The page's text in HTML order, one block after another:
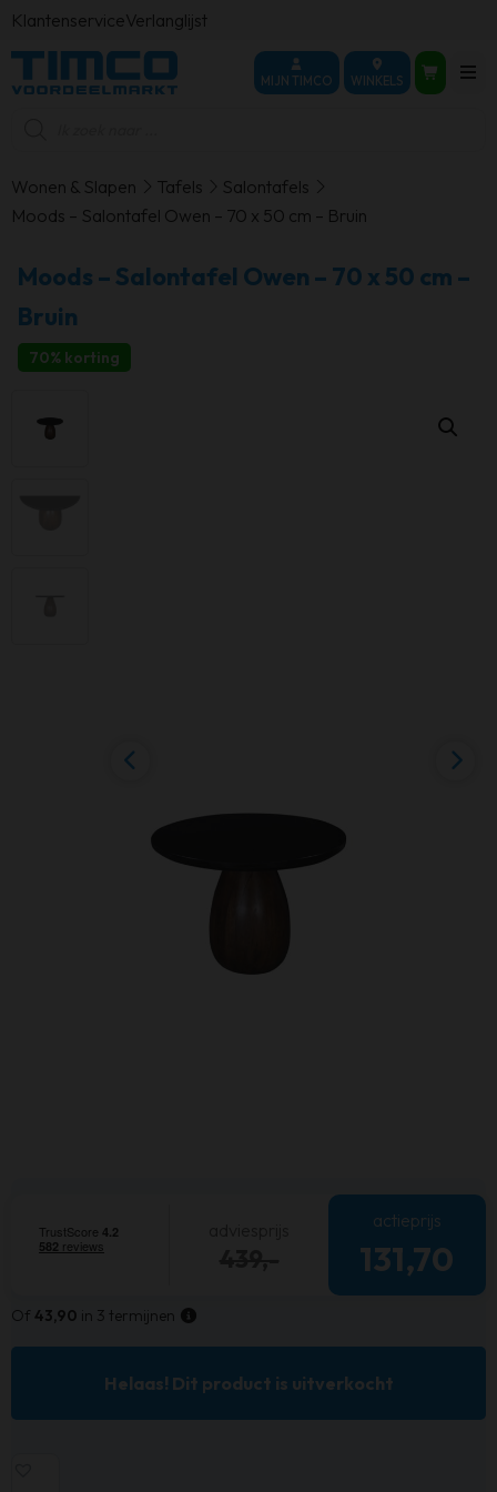
KlantenserviceVerlanglijst
MIJN TIMCO WINKELS
Wonen & Slapen Tafels
Salontafels
Moods – Salontafel Owen – 70 x 50 cm – Bruin
Moods – Salontafel Owen – 70 x 50 cm –
Bruin
70% korting
actieprijs
131,70
Of 43,90 in 3 termijnen
Helaas! Dit product is uitverkocht